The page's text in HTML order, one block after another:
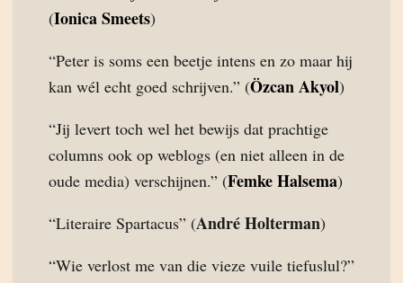
(Ionica Smeets)
“Peter is soms een beetje intens en zo maar hij
kan wél echt goed schrijven.” (Özcan Akyol)
“Jij levert toch wel het bewijs dat prachtige
columns ook op weblogs (en niet alleen in de
oude media) verschijnen.” (Femke Halsema)
“Literaire Spartacus” (André Holterman)
“Wie verlost me van die vieze vuile tiefuslul?”